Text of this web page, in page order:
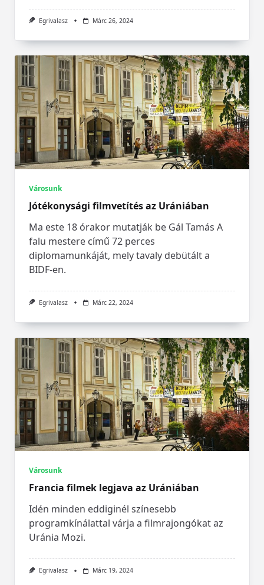
Egrivalasz Márc 26, 2024
Városunk
Jótékonysági filmvetítés az Urániában
Ma este 18 órakor mutatják be Gál Tamás A
falu mestere című 72 perces
diplomamunkáját, mely tavaly debütált a
BIDF-en.
Egrivalasz Márc 22, 2024
Városunk
Francia filmek legjava az Urániában
Idén minden eddiginél színesebb
programkínálattal várja a filmrajongókat az
Uránia Mozi.
Egrivalasz Márc 19, 2024